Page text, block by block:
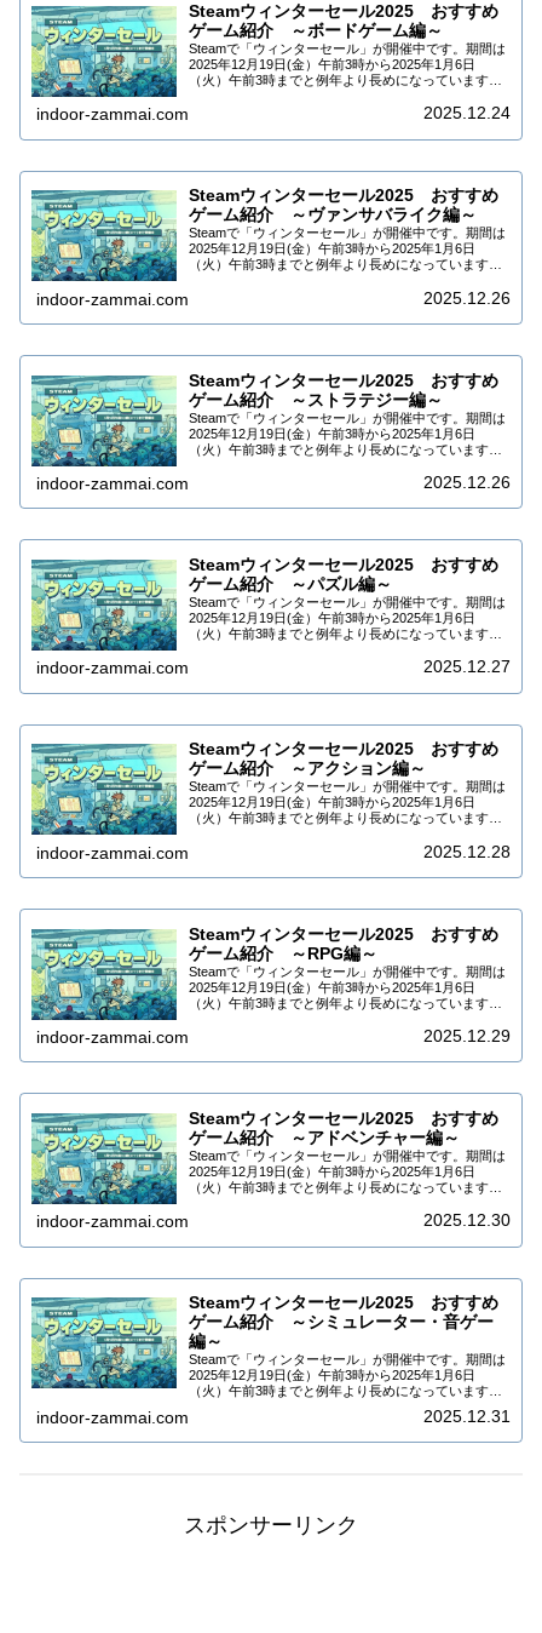
Steamウィンターセール2025 おすすめ
ゲーム紹介 ～ボードゲーム編～
Steamで「ウィンターセール」が開催中です。期間は
2025年12月19日(金）午前3時から2025年1月6日
（火）午前3時までと例年より長めになっています。
indoor-zammai.com 2025.12.24
Steamウィンターセール2025 おすすめ
ゲーム紹介 ～ヴァンサバライク編～
Steamで「ウィンターセール」が開催中です。期間は
2025年12月19日(金）午前3時から2025年1月6日
（火）午前3時までと例年より長めになっています。
indoor-zammai.com 2025.12.26
Steamウィンターセール2025 おすすめ
ゲーム紹介 ～ストラテジー編～
Steamで「ウィンターセール」が開催中です。期間は
2025年12月19日(金）午前3時から2025年1月6日
（火）午前3時までと例年より長めになっています。
indoor-zammai.com 2025.12.26
Steamウィンターセール2025 おすすめ
ゲーム紹介 ～パズル編～
Steamで「ウィンターセール」が開催中です。期間は
2025年12月19日(金）午前3時から2025年1月6日
（火）午前3時までと例年より長めになっています。
indoor-zammai.com 2025.12.27
Steamウィンターセール2025 おすすめ
ゲーム紹介 ～アクション編～
Steamで「ウィンターセール」が開催中です。期間は
2025年12月19日(金）午前3時から2025年1月6日
（火）午前3時までと例年より長めになっています。
indoor-zammai.com 2025.12.28
Steamウィンターセール2025 おすすめ
ゲーム紹介 ～RPG編～
Steamで「ウィンターセール」が開催中です。期間は
2025年12月19日(金）午前3時から2025年1月6日
（火）午前3時までと例年より長めになっています。
indoor-zammai.com 2025.12.29
Steamウィンターセール2025 おすすめ
ゲーム紹介 ～アドベンチャー編～
Steamで「ウィンターセール」が開催中です。期間は
2025年12月19日(金）午前3時から2025年1月6日
（火）午前3時までと例年より長めになっています。
indoor-zammai.com 2025.12.30
Steamウィンターセール2025 おすすめ
ゲーム紹介 ～シミュレーター・音ゲー
編～
Steamで「ウィンターセール」が開催中です。期間は
2025年12月19日(金）午前3時から2025年1月6日
（火）午前3時までと例年より長めになっています。
indoor-zammai.com 2025.12.31
スポンサーリンク